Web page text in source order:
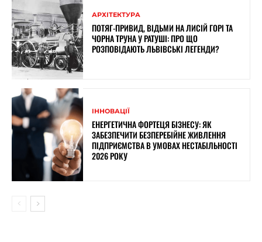
АРХІТЕКТУРА
ПОТЯГ-ПРИВИД, ВІДЬМИ НА ЛИСІЙ ГОРІ ТА
ЧОРНА ТРУНА У РАТУШІ: ПРО ЩО
РОЗПОВІДАЮТЬ ЛЬВІВСЬКІ ЛЕГЕНДИ?
ІННОВАЦІЇ
ЕНЕРГЕТИЧНА ФОРТЕЦЯ БІЗНЕСУ: ЯК
ЗАБЕЗПЕЧИТИ БЕЗПЕРЕБІЙНЕ ЖИВЛЕННЯ
ПІДПРИЄМСТВА В УМОВАХ НЕСТАБІЛЬНОСТІ
2026 РОКУ